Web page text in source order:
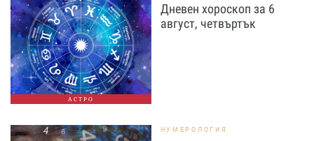
АСТРО
Дневен хороскоп за 6
август, четвъртък
НУМЕРОЛОГИЯ